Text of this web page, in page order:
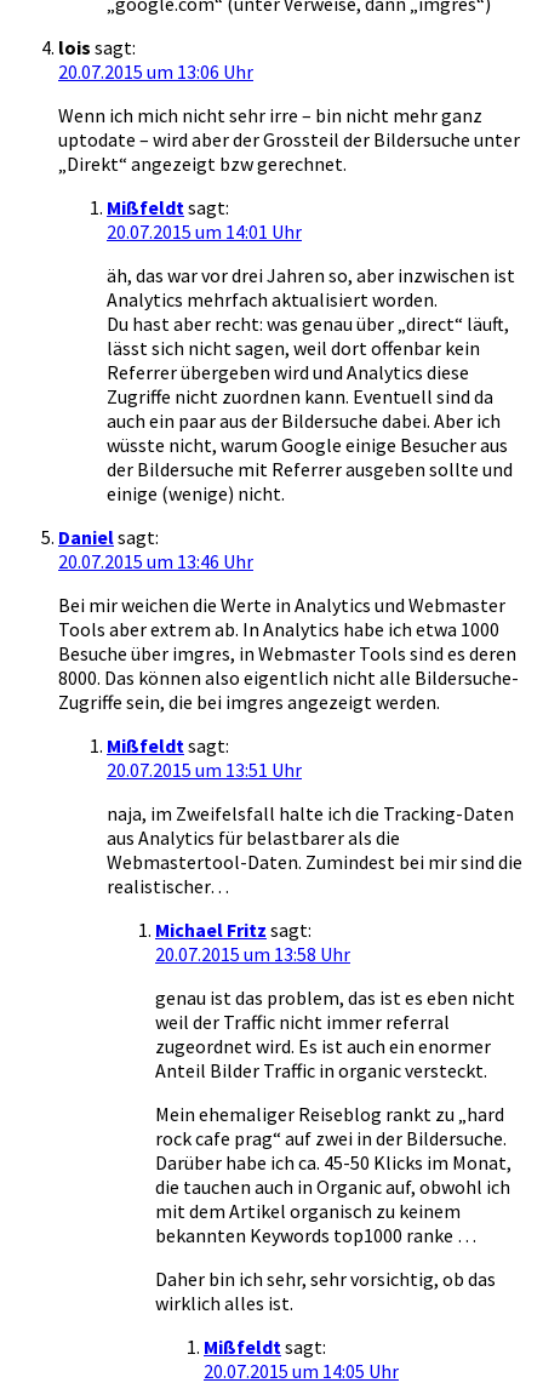
lois sagt:
20.07.2015 um 13:06 Uhr
Wenn ich mich nicht sehr irre – bin nicht mehr ganz
uptodate – wird aber der Grossteil der Bildersuche unter
„Direkt“ angezeigt bzw gerechnet.
Mißfeldt sagt:
20.07.2015 um 14:01 Uhr
äh, das war vor drei Jahren so, aber inzwischen ist
Analytics mehrfach aktualisiert worden.
Du hast aber recht: was genau über „direct“ läuft,
lässt sich nicht sagen, weil dort offenbar kein
Referrer übergeben wird und Analytics diese
Zugriffe nicht zuordnen kann. Eventuell sind da
auch ein paar aus der Bildersuche dabei. Aber ich
wüsste nicht, warum Google einige Besucher aus
der Bildersuche mit Referrer ausgeben sollte und
einige (wenige) nicht.
Danielsagt:
20.07.2015 um 13:46 Uhr
Bei mir weichen die Werte in Analytics und Webmaster
Tools aber extrem ab. In Analytics habe ich etwa 1000
Besuche über imgres, in Webmaster Tools sind es deren
8000. Das können also eigentlich nicht alle Bildersuche-
Zugriffe sein, die bei imgres angezeigt werden.
Mißfeldt sagt:
20.07.2015 um 13:51 Uhr
naja, im Zweifelsfall halte ich die Tracking-Daten
aus Analytics für belastbarer als die
Webmastertool-Daten. Zumindest bei mir sind die
realistischer…
Michael Fritz sagt:
20.07.2015 um 13:58 Uhr
genau ist das problem, das ist es eben nicht
weil der Traffic nicht immer referral
zugeordnet wird. Es ist auch ein enormer
Anteil Bilder Traffic in organic versteckt.
Mein ehemaliger Reiseblog rankt zu „hard
rock cafe prag“ auf zwei in der Bildersuche.
Darüber habe ich ca. 45-50 Klicks im Monat,
die tauchen auch in Organic auf, obwohl ich
mit dem Artikel organisch zu keinem
bekannten Keywords top1000 ranke …
Daher bin ich sehr, sehr vorsichtig, ob das
wirklich alles ist.
Mißfeldt sagt:
20.07.2015 um 14:05 Uhr